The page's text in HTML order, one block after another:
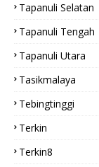
Tapanuli Selatan
Tapanuli Tengah
Tapanuli Utara
Tasikmalaya
Tebingtinggi
Terkin
Terkin8